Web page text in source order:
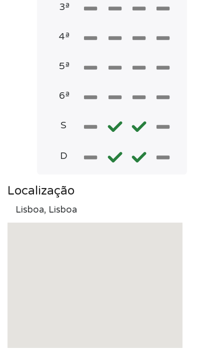
3ª
4ª
5ª
6ª
S
D
Localização
Lisboa, Lisboa